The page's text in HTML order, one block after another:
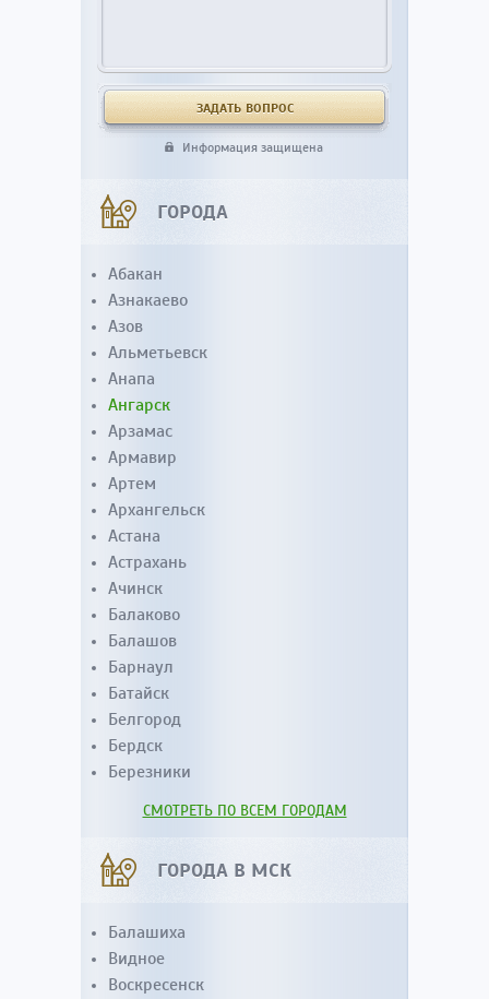
Информация защищена
ГОРОДА
Абакан
Азнакаево
Азов
Альметьевск
Анапа
Ангарск
Арзамас
Армавир
Артем
Архангельск
Астана
Астрахань
Ачинск
Балаково
Балашов
Барнаул
Батайск
Белгород
Бердск
Березники
СМОТРЕТЬ ПО ВСЕМ ГОРОДАМ
ГОРОДА В МСК
Балашиха
Видное
Воскресенск